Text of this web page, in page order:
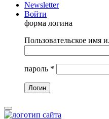
Newsletter
Войти
форма логина
Пользовательское имя
пароль *